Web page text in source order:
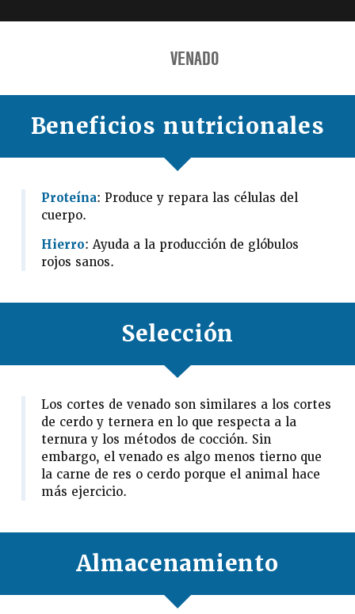
VENADO
Beneficios nutricionales
Proteína: Produce y repara las células del
cuerpo.
Hierro: Ayuda a la producción de glóbulos
rojos sanos.
Selección
Los cortes de venado son similares a los cortes
de cerdo y ternera en lo que respecta a la
ternura y los métodos de cocción. Sin
embargo, el venado es algo menos tierno que
la carne de res o cerdo porque el animal hace
más ejercicio.
Almacenamiento